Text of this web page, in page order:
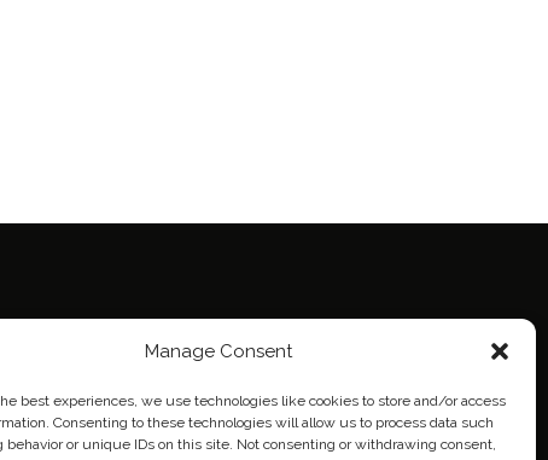
Manage Consent
best experiences, we use technologies like cookies to store and/or access
Consenting to these technologies will allow us to process data such
behavior or unique IDs on this site. Not consenting or withdrawing consent,
Policy (EU)